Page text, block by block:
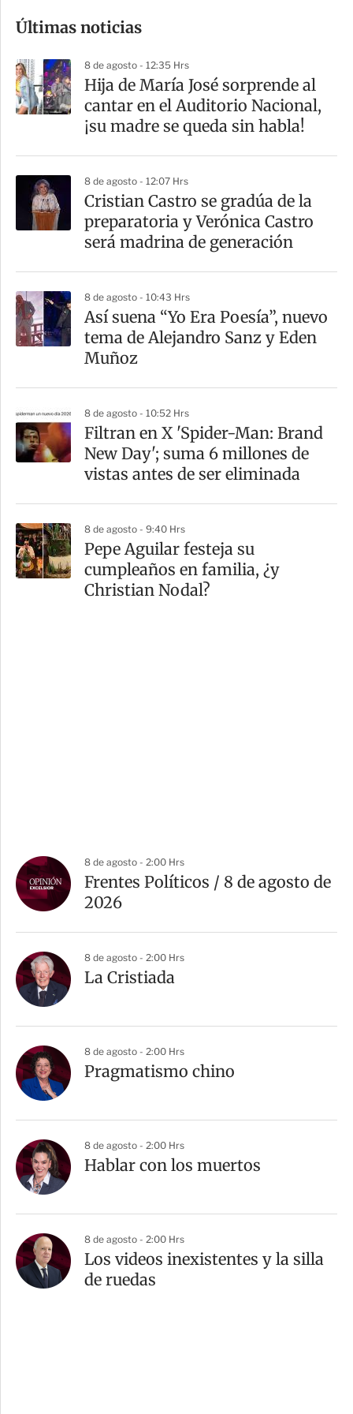
m
a
r
t
Últimas noticias
8 de agosto - 12:35 Hrs
Hija de María José sorprende al
cantar en el Auditorio Nacional,
¡su madre se queda sin habla!
8 de agosto - 12:07 Hrs
Cristian Castro se gradúa de la
preparatoria y Verónica Castro
será madrina de generación
8 de agosto - 10:43 Hrs
Así suena “Yo Era Poesía”, nuevo
tema de Alejandro Sanz y Eden
Muñoz
8 de agosto - 10:52 Hrs
Filtran en X 'Spider-Man: Brand
New Day'; suma 6 millones de
vistas antes de ser eliminada
8 de agosto - 9:40 Hrs
Pepe Aguilar festeja su
cumpleaños en familia, ¿y
Christian Nodal?
8 de agosto - 2:00 Hrs
Frentes Políticos / 8 de agosto de
2026
8 de agosto - 2:00 Hrs
La Cristiada
8 de agosto - 2:00 Hrs
Pragmatismo chino
8 de agosto - 2:00 Hrs
Hablar con los muertos
8 de agosto - 2:00 Hrs
Los videos inexistentes y la silla
de ruedas